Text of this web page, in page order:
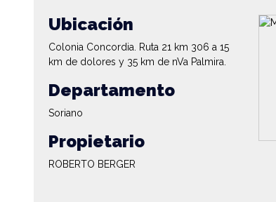
Ubicación
Colonia Concordia. Ruta 21 km 306 a 15
km de dolores y 35 km de nVa Palmira.
Departamento
Soriano
Propietario
ROBERTO BERGER